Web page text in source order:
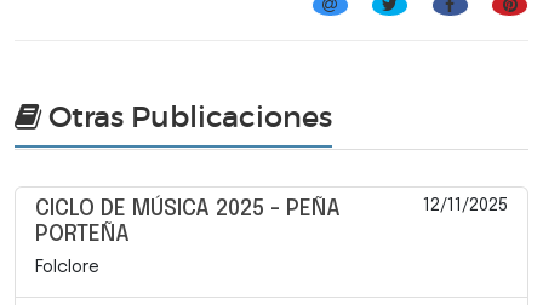
Otras Publicaciones
CICLO DE MÚSICA 2025 - PEÑA
PORTEÑA
12/11/2025
Folclore